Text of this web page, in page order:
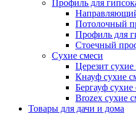
Профиль для
Потолочный
Профиль для
Стоечный
Сухие смеси
Церезит сухие
Кнауф сухие
Бергауф сухие
Brozex сухие
Товары для дачи и дома